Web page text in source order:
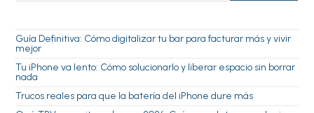
Guía Definitiva: Cómo digitalizar tu bar para facturar más y vivir
mejor
Tu iPhone va lento: Cómo solucionarlo y liberar espacio sin borrar
nada
Trucos reales para que la batería del iPhone dure más